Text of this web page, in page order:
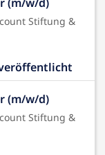
Stiftung &
(m/w/d)
Stiftung &